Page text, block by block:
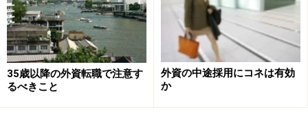
あります。
また、日本企業のように事前に根回しをして万全に体制
を固めた上で進める、というのではなく、とりあえず進
める、それもボスの意志ひとつで仕事が始まり、やって
みてダメだったらそこでまた考えてやり直す、といった
進め方が多いので、突然の変更や問題発生にも対応でき
35歳以降の外資転職で注意す
るべきこと
外資の中途採用にコネは有効
か